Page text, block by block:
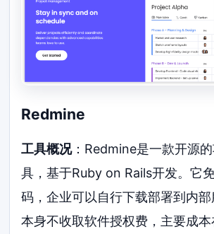
Redmine
工具概况：Redmine是一款开源
具，基于Ruby on Rails开发。它
码，企业可以自行下载部署到内
本身不收取软件授权费，主要成